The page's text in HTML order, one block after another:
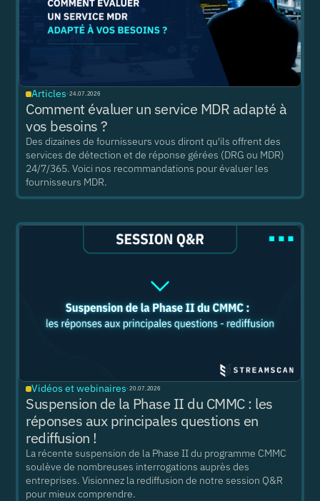
Articles ·24.07.2026
Comment évaluer un service MDR adapté à
vos besoins ?
Des dizaines de fournisseurs vous diront qu'ils offrent des
services de détection et de réponse gérées (DRG ou MDR)
24/7/365. Voici nos recommandations pour évaluer les
fournisseurs MDR.
Vidéos et webinaires ·20.07.2026
Suspension de la Phase II du CMMC : les
réponses aux principales questions en
rediffusion !
La récente suspension de la Phase II du programme CMMC
soulève de nombreuses interrogations auprès des
entreprises. Visionnez la rediffusion de notre session Q&R
pour mieux comprendre.